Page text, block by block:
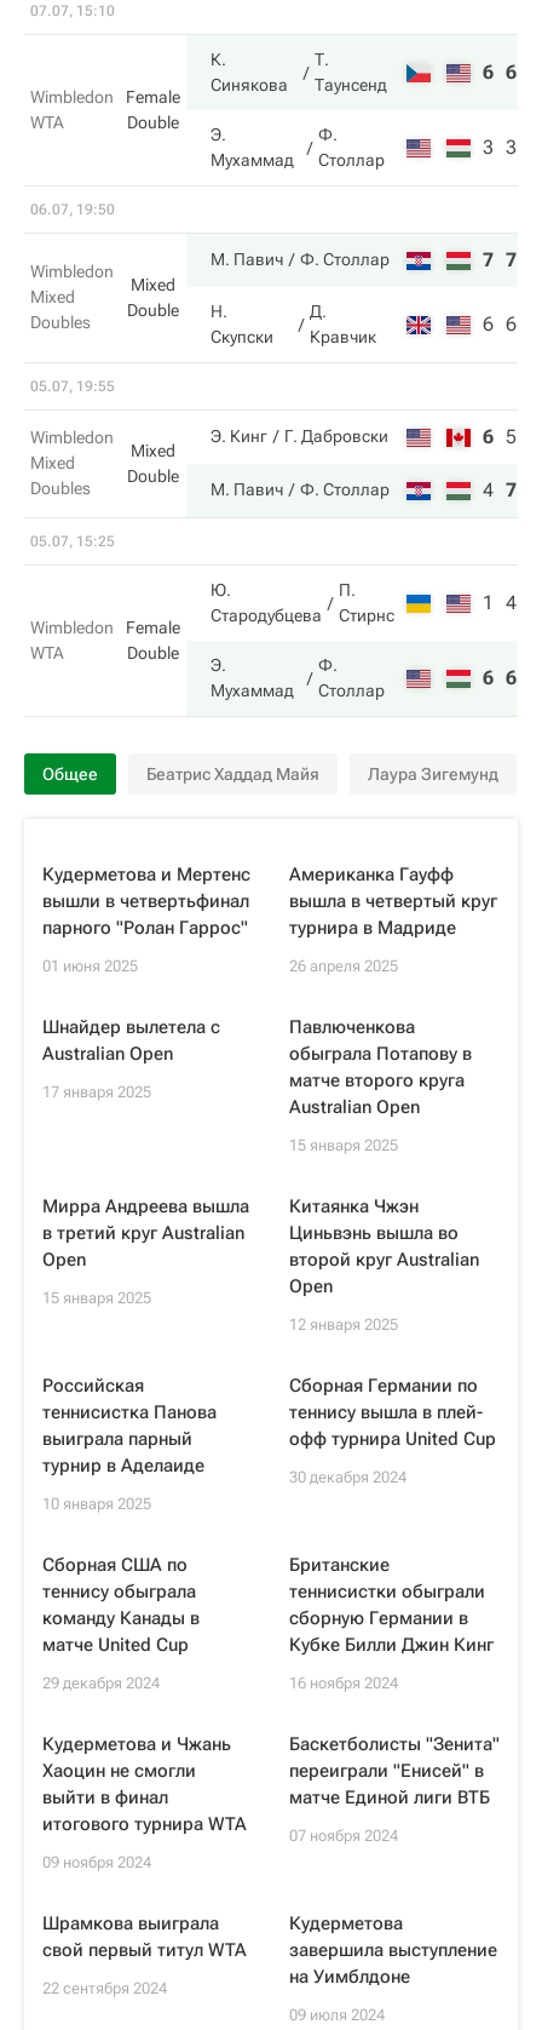
07.07, 15:10
Wimbledon
WTA
Female
Double
К.
Синякова
Т.
Таунсенд
6 6
Э.
Мухаммад
Ф.
Столлар
3 3
06.07, 19:50
Wimbledon
Mixed
Doubles
Mixed
Double
М. Павич Ф. Столлар 7 7
Н.
Скупски
Д.
Кравчик
6 6
05.07, 19:55
Wimbledon
Mixed
Doubles
Mixed
Double
Э. Кинг Г. Дабровски 6 5
М. Павич Ф. Столлар 4 7
05.07, 15:25
Wimbledon
WTA
Female
Double
Ю.
Стародубцева
П.
Стирнс
1 4
Э.
Мухаммад
Ф.
Столлар
6 6
Общее Беатрис Хаддад Майя Лаура Зигемунд
Кудерметова и Мертенс
вышли в четвертьфинал
парного "Ролан Гаррос"
01 июня 2025
Американка Гауфф
вышла в четвертый круг
турнира в Мадриде
26 апреля 2025
Шнайдер вылетела с
Australian Open
17 января 2025
Павлюченкова
обыграла Потапову в
матче второго круга
Australian Open
15 января 2025
Мирра Андреева вышла
в третий круг Australian
Open
15 января 2025
Китаянка Чжэн
Циньвэнь вышла во
второй круг Australian
Open
12 января 2025
Российская
теннисистка Панова
выиграла парный
турнир в Аделаиде
10 января 2025
Сборная Германии по
теннису вышла в плей-
офф турнира United Cup
30 декабря 2024
Сборная США по
теннису обыграла
команду Канады в
матче United Cup
29 декабря 2024
Британские
теннисистки обыграли
сборную Германии в
Кубке Билли Джин Кинг
16 ноября 2024
Кудерметова и Чжань
Хаоцин не смогли
выйти в финал
итогового турнира WTA
09 ноября 2024
Баскетболисты "Зенита"
переиграли "Енисей" в
матче Единой лиги ВТБ
07 ноября 2024
Шрамкова выиграла
свой первый титул WTA
22 сентября 2024
Кудерметова
завершила выступление
на Уимблдоне
09 июля 2024